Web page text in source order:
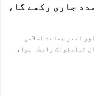
جاری رکھے گا،
امیر جماعت اسلامی
ٹیلیفونک رابطہ ہوا،